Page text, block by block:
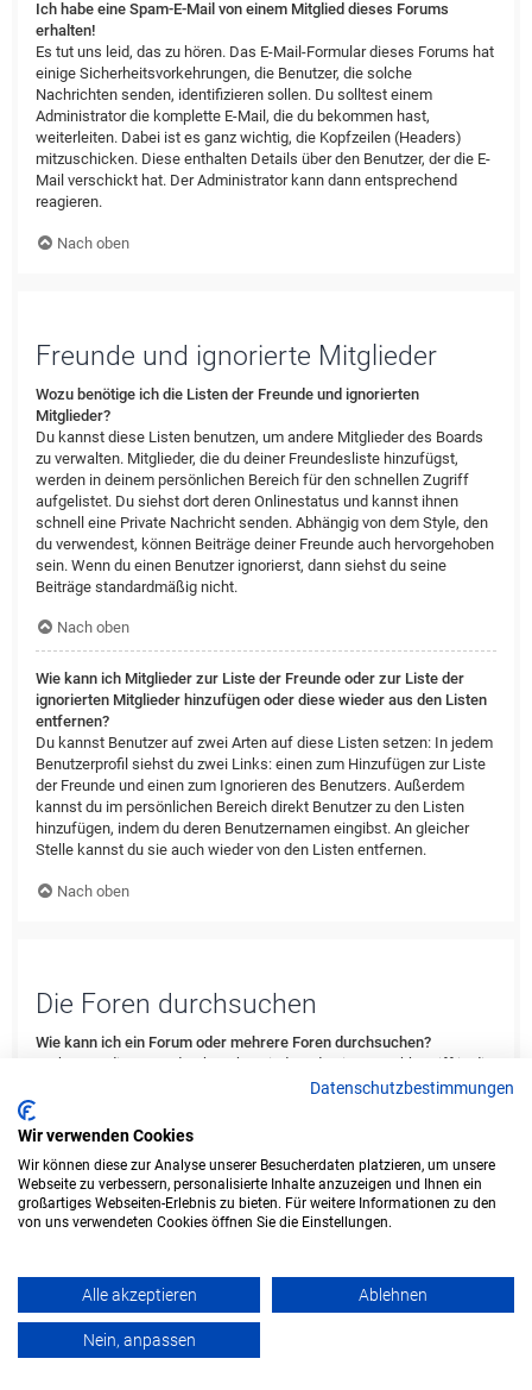
Ich habe eine Spam-E-Mail von einem Mitglied dieses Forums
erhalten!
Es tut uns leid, das zu hören. Das E-Mail-Formular dieses Forums hat
einige Sicherheitsvorkehrungen, die Benutzer, die solche
Nachrichten senden, identifizieren sollen. Du solltest einem
Administrator die komplette E-Mail, die du bekommen hast,
weiterleiten. Dabei ist es ganz wichtig, die Kopfzeilen (Headers)
mitzuschicken. Diese enthalten Details über den Benutzer, der die E-
Mail verschickt hat. Der Administrator kann dann entsprechend
reagieren.
Nach oben
Freunde und ignorierte Mitglieder
Wozu benötige ich die Listen der Freunde und ignorierten
Mitglieder?
Du kannst diese Listen benutzen, um andere Mitglieder des Boards
zu verwalten. Mitglieder, die du deiner Freundesliste hinzufügst,
werden in deinem persönlichen Bereich für den schnellen Zugriff
aufgelistet. Du siehst dort deren Onlinestatus und kannst ihnen
schnell eine Private Nachricht senden. Abhängig von dem Style, den
du verwendest, können Beiträge deiner Freunde auch hervorgehoben
sein. Wenn du einen Benutzer ignorierst, dann siehst du seine
Beiträge standardmäßig nicht.
Nach oben
Wie kann ich Mitglieder zur Liste der Freunde oder zur Liste der
ignorierten Mitglieder hinzufügen oder diese wieder aus den Listen
entfernen?
Du kannst Benutzer auf zwei Arten auf diese Listen setzen: In jedem
Benutzerprofil siehst du zwei Links: einen zum Hinzufügen zur Liste
der Freunde und einen zum Ignorieren des Benutzers. Außerdem
kannst du im persönlichen Bereich direkt Benutzer zu den Listen
hinzufügen, indem du deren Benutzernamen eingibst. An gleicher
Stelle kannst du sie auch wieder von den Listen entfernen.
Nach oben
Die Foren durchsuchen
Wie kann ich ein Forum oder mehrere Foren durchsuchen?
Du kannst die Foren durchsuchen, indem du einen Suchbegriff in die
Suchbox eingibst, die du in der Foren-Übersicht, der Foren- oder
indem du den „Erweiterte Suche“-Link anklickst, der von jeder Seite
Nach oben
zu viele gängige Wörter, welche von phpBB nicht indiziert werden.
Stelle eine spezifischere Anfrage und benutze die Optionen, die dir
die erweiterte Suche bietet. Außerdem ist es natürlich auch möglich,
dass dein(e) Suchbegriff(e) hier nirgends im Forum verwendet
Datenschutzbestimmungen
Wir verwenden Cookies
Wir können diese zur Analyse unserer Besucherdaten platzieren, um unsere
Webseite zu verbessern, personalisierte Inhalte anzuzeigen und Ihnen ein
großartiges Webseiten-Erlebnis zu bieten. Für weitere Informationen zu den
von uns verwendeten Cookies öffnen Sie die Einstellungen.
Alle akzeptieren Ablehnen
Nein, anpassen